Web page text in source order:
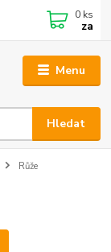
Menu
Hledat
0 ks
za
Růže